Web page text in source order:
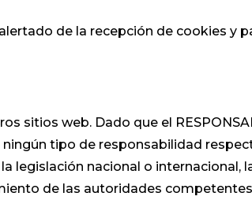
de la recepción de cookies y
sitios web. Dado que el
tipo de responsabilidad
legislación nacional o internacional,
de las autoridades